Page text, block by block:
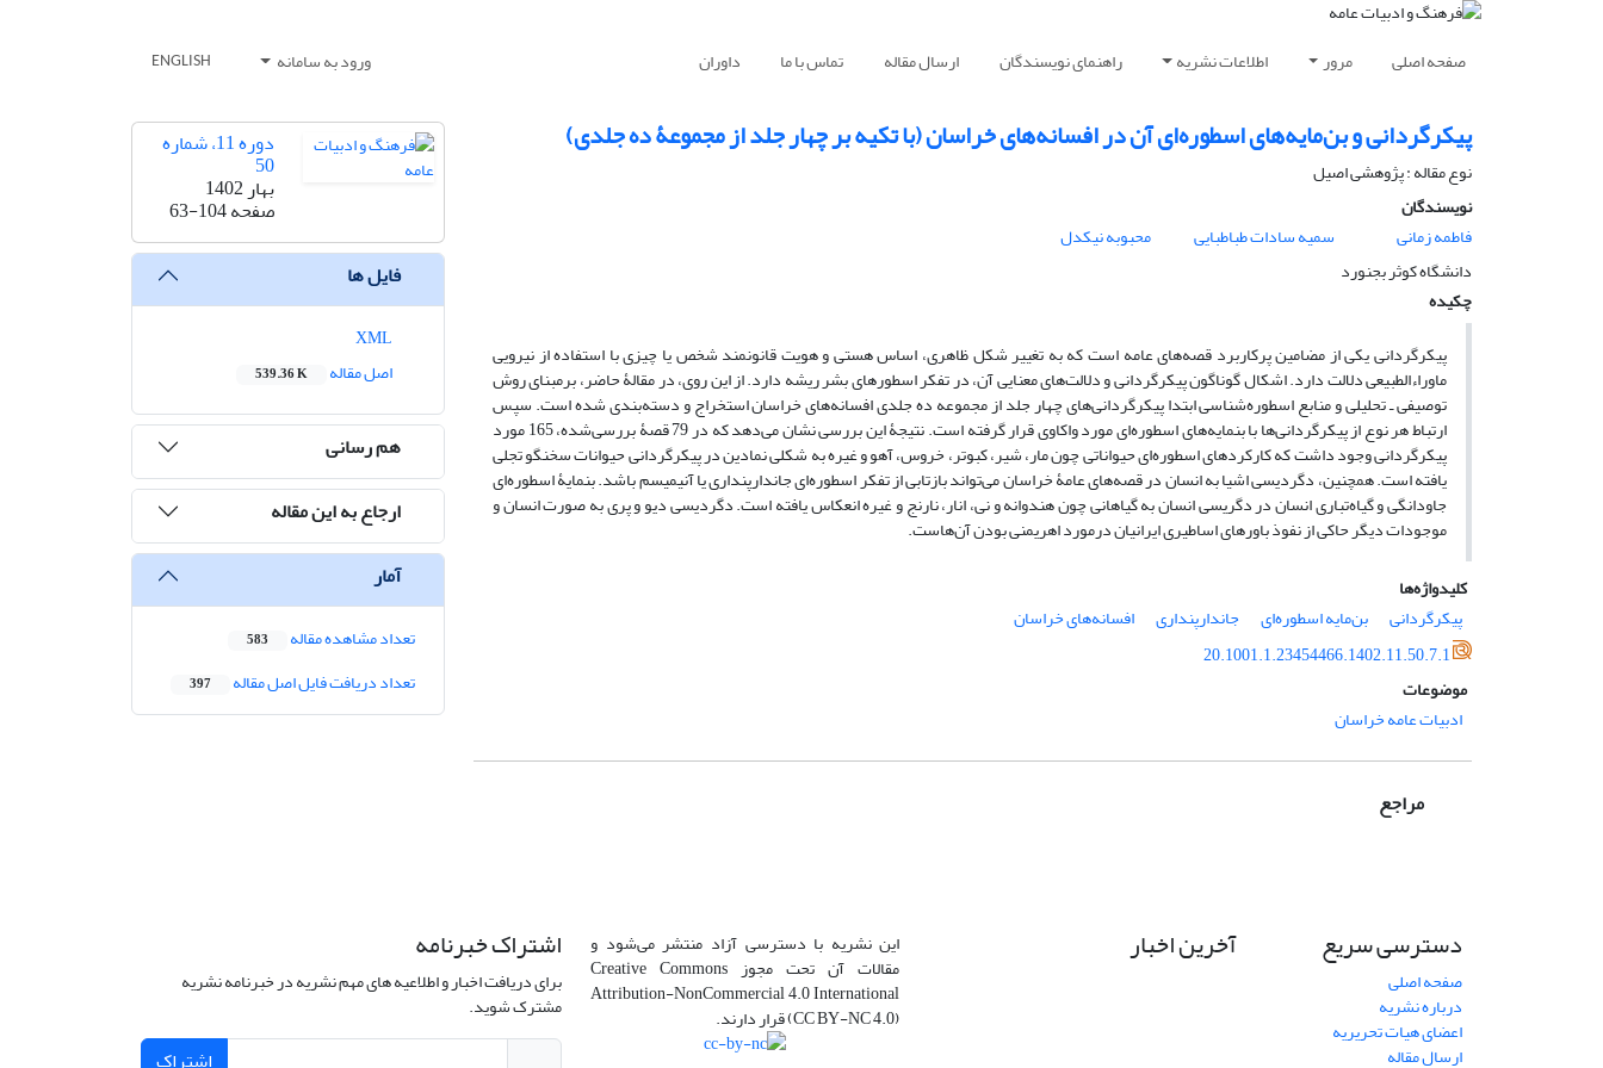
صفحه اصلی مرور اطلاعات نشریه راهنمای نویسندگان ارسال مقاله تماس با ما داوران ورود به سامانه ENGLISH
پیکرگردانی و بن‌مایه‌‌های اسطوره‌‌ای آن در افسانه‌‌های خراسان (با تکیه بر چهار جلد از مجموعۀ ده جلدی)
نوع مقاله : پژوهشی اصیل
نویسندگان
فاطمه زمانی
سمیه سادات طباطبایی
محبوبه نیکدل
دانشگاه کوثر بجنورد
چکیده
پیکرگردانی یکی از مضامین پرکاربرد قصه‏‌های عامه است که به تغییر شکل ظاهری، اساس هستی و هویت قانونمند شخص یا چیزی با استفاده از نیرویی
ماوراءالطبیعی دلالت دارد. اشکال گوناگون پیکرگردانی و دلالت‏‌های معنایی آن، در تفکر اسطوره‏ای بشر ریشه دارد. از این روی، در مقالۀ حاضر، برمبنای روش
توصیفی ـ تحلیلی و منابع اسطوره‌‏شناسی ابتدا پیکرگردانی‏‌های چهار جلد از مجموعه ده جلدی افسانه‌‏های خراسان استخراج و دسته‏‌بندی شده ‏است. سپس
ارتباط هر نوع از پیکرگردانی‌‏ها با بن‏مایه‌‏های اسطوره‏‌ای مورد واکاوی قرار گرفته ‏است. نتیجۀ این بررسی نشان می‏‌دهد که در 79 قصۀ بررسی‌شده، 165 مورد
پیکرگردانی وجود داشت که کارکرد‏های اسطوره‏‌ای حیواناتی چون مار، شیر، کبوتر، خروس، آهو و غیره به شکلی نمادین در پیکرگردانی حیوانات سخنگو تجلی
یافته ‏است. همچنین، دگردیسی اشیا به انسان در قصه‏‌های عامۀ خراسان می‏‌تواند بازتابی از تفکر اسطوره‏‌ای جاندارپنداری یا آنیمیسم باشد. بن‏مایۀ اسطوره‌‏ای
جاودانگی و گیاه‏‌تباری انسان در دگریسی انسان به گیاهانی چون هندوانه و نی، انار، نارنج و غیره انعکاس یافته ‏است. دگردیسی دیو و پری به صورت انسان و
موجودات دیگر حاکی از نفوذ باورهای اساطیری ایرانیان درمورد اهریمنی بودن آن‌هاست.
کلیدواژه‌ها
پیکرگردانی
بن‌مایه اسطوره‌ای جاندارپنداری
افسانه‌های خراسان
20.1001.1.23454466.1402.11.50.7.1
موضوعات
ادبیات عامه خراسان
مراجع
دوره 11، شماره
50
بهار 1402
صفحه63-104
فایل ها
اصل مقاله
539.36 K
هم رسانی
ارجاع به این مقاله
آمار
تعداد مشاهده مقاله 583
تعداد دریافت فایل اصل مقاله 397
دسترسی سریع
صفحه اصلی
درباره نشریه
اعضای هیات تحریریه
ارسال مقاله
آخرین اخبار این نشریه با دسترسی آزاد منتشر می‌شود و
مقالات آن تحت مجوز Creative Commons
Attribution-NonCommercial 4.0 International
(CC BY-NC 4.0) قرار دارند.
اشتراک خبرنامه
برای دریافت اخبار و اطلاعیه های مهم نشریه در خبرنامه نشریه
مشترک شوید.